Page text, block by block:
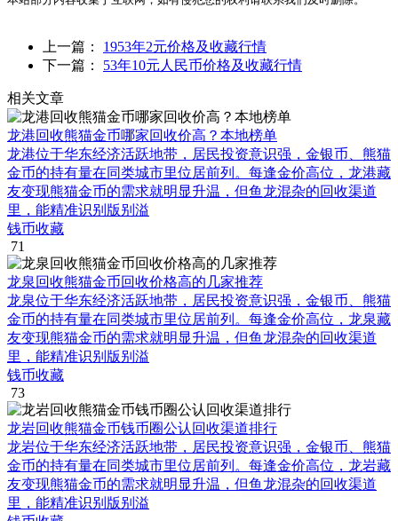
上一篇： 1953年2元价格及收藏行情
下一篇： 53年10元人民币价格及收藏行情
相关文章
龙港回收熊猫金币哪家回收价高？本地榜单
龙港位于华东经济活跃地带，居民投资意识强，金银币、熊猫
金币的持有量在同类城市里位居前列。每逢金价高位，龙港藏
友变现熊猫金币的需求就明显升温，但鱼龙混杂的回收渠道
里，能精准识别版别溢
钱币收藏
71
龙泉回收熊猫金币回收价格高的几家推荐
龙泉位于华东经济活跃地带，居民投资意识强，金银币、熊猫
金币的持有量在同类城市里位居前列。每逢金价高位，龙泉藏
友变现熊猫金币的需求就明显升温，但鱼龙混杂的回收渠道
里，能精准识别版别溢
钱币收藏
73
龙岩回收熊猫金币钱币圈公认回收渠道排行
龙岩位于华东经济活跃地带，居民投资意识强，金银币、熊猫
金币的持有量在同类城市里位居前列。每逢金价高位，龙岩藏
友变现熊猫金币的需求就明显升温，但鱼龙混杂的回收渠道
里，能精准识别版别溢